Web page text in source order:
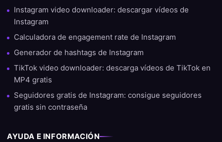
Instagram video downloader: descargar vídeos de
Instagram
Calculadora de engagement rate de Instagram
Generador de hashtags de Instagram
TikTok video downloader: descarga vídeos de TikTok en
MP4 gratis
Seguidores gratis de Instagram: consigue seguidores
gratis sin contraseña
AYUDA E INFORMACIÓN